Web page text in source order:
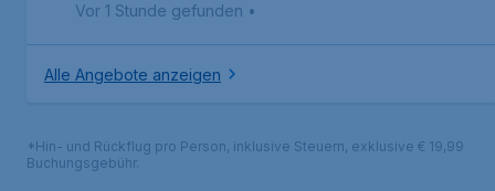
Vor 1 Stunde gefunden •
Alle Angebote anzeigen
*Hin- und Rückflug pro Person, inklusive Steuern, exklusive € 19,99
Buchungsgebühr.